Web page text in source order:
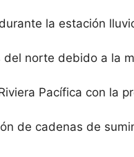
la estación
norte debido a la
Pacífica con la
de cadenas de